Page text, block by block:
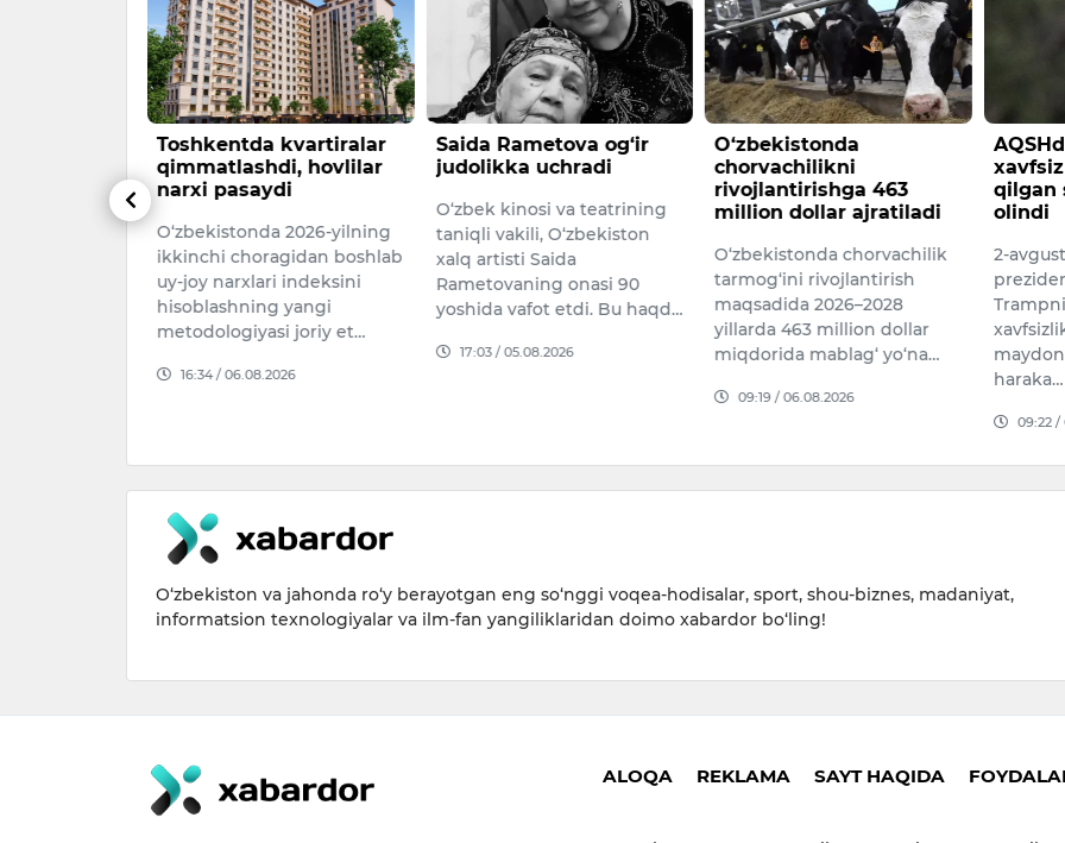
yangi
Toshkentda kvartiralar
qimmatlashdi, hovlilar
narxi pasaydi
O‘zbekistonda 2026-yilning
ikkinchi choragidan boshlab
uy-joy narxlari indeksini
hisoblashning yangi
metodologiyasi joriy et…
16:34 / 06.08.2026
Saida Rametova og‘ir
judolikka uchradi
O‘zbek kinosi va teatrining
taniqli vakili, O‘zbekiston
xalq artisti Saida
Rametovaning onasi 90
yoshida vafot etdi. Bu haqd…
17:03 / 05.08.2026
O‘zbekistonda
chorvachilikni
rivojlantirishga 463
million dollar ajratiladi
O‘zbekistonda chorvachilik
tarmog‘ini rivojlantirish
maqsadida 2026–2028
yillarda 463 million dollar
miqdorida mablag‘ yo‘na…
09:19 / 06.08.2026
qilgan
olindi
2-
haraka…
09:22 /
O‘zbekiston va jahonda ro‘y berayotgan eng so‘nggi voqea-hodisalar, sport, shou-biznes, madaniyat,
informatsion texnologiyalar va ilm-fan yangiliklaridan doimo xabardor bo‘ling!
ALOQA REKLAMA SAYT HAQIDA